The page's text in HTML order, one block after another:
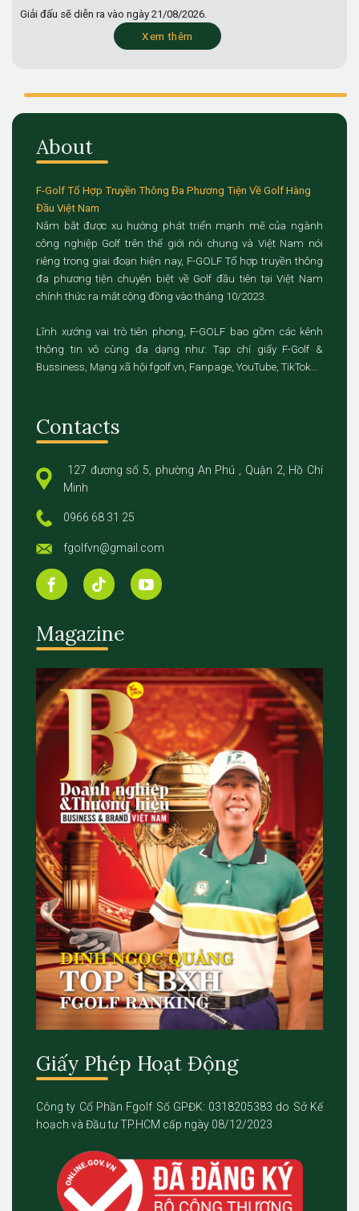
Giải đấu sẽ diễn ra vào ngày 21/08/2026.
Xem thêm
About
F-Golf Tổ Hợp Truyền Thông Đa Phương Tiện Về Golf Hàng
Đầu Việt Nam
Nắm bắt được xu hướng phát triển mạnh mẽ của ngành
công nghiệp Golf trên thế giới nói chung và Việt Nam nói
riêng trong giai đoạn hiện nay, F-GOLF Tổ hợp truyền thông
đa phương tiện chuyên biệt về Golf đầu tiên tại Việt Nam
chính thức ra mắt cộng đồng vào tháng 10/2023.
Lĩnh xướng vai trò tiên phong, F-GOLF bao gồm các kênh
thông tin vô cùng đa dạng như: Tạp chí giấy F-Golf &
Bussiness, Mạng xã hội fgolf.vn, Fanpage, YouTube, TikTok...
Contacts
127 đương số 5, phường An Phú , Quận 2, Hồ Chí
Minh
0966 68 31 25
fgolfvn@gmail.com
Magazine
Giấy Phép Hoạt Động
Công ty Cổ Phần Fgolf Số GPĐK: 0318205383 do Sở Kế
hoạch và Đầu tư TP.HCM cấp ngày 08/12/2023